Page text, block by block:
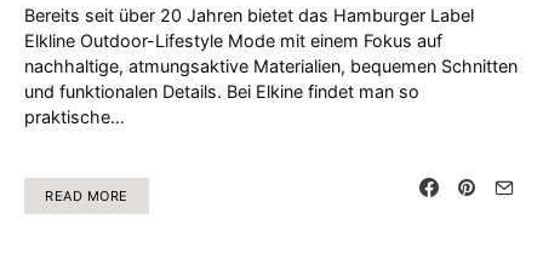
Bereits seit über 20 Jahren bietet das Hamburger Label
Elkline Outdoor-Lifestyle Mode mit einem Fokus auf
nachhaltige, atmungsaktive Materialien, bequemen Schnitten
und funktionalen Details. Bei Elkine findet man so
praktische…
READ MORE